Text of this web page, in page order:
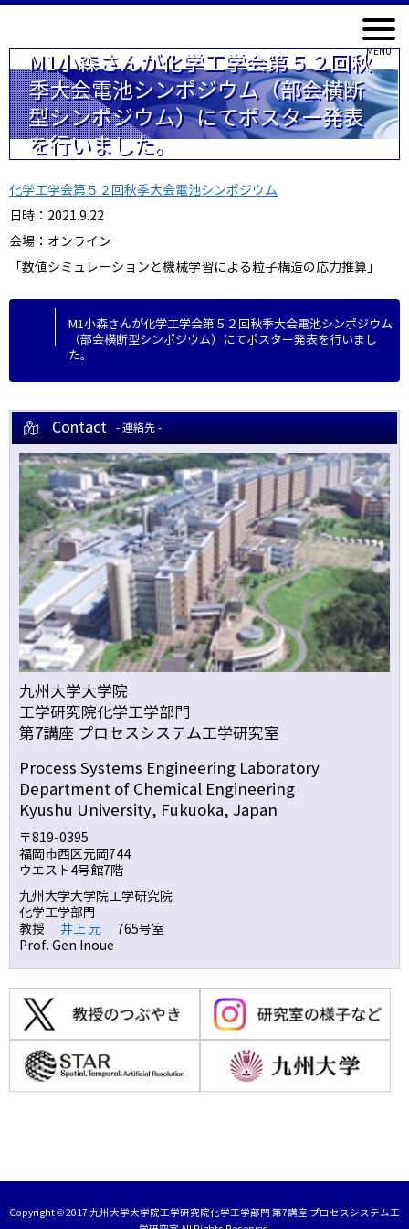
M1小森さんが化学工学会第５２回秋季大会電池シンポジウム
（部会横断型シンポジウム）にてポスター発表を行いまし
た。
Contact - 連絡先 -
九州大学大学院
工学研究院化学工学部門
第7講座 プロセスシステム工学研究室
Process Systems Engineering Laboratory
Department of Chemical Engineering
Kyushu University, Fukuoka, Japan
〒819-0395
福岡市西区元岡744
ウエスト4号館7階
九州大学大学院工学研究院
化学工学部門
教授 井上 元 765号室
Prof. Gen Inoue
M1小森さんが化学工学会第５２回秋
季大会電池シンポジウム（部会横断
型シンポジウム）にてポスター発表
を行いました。
化学工学会第５２回秋季大会電池シンポジウム
日時：2021.9.22
会場：オンライン
「数値シミュレーションと機械学習による粒子構造の応力推算」
Copyright © 2017 九州大学大学院工学研究院化学工学部門 第7講座 プロセスシステム工